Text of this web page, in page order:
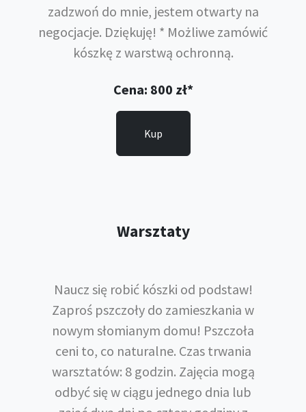
zadzwoń do mnie, jestem otwarty na
negocjacje. Dziękuję! * Możliwe zamówić
kószkę z warstwą ochronną.
Cena: 800 zł*
Kup
Warsztaty
Naucz się robić kószki od podstaw!
Zaproś pszczoły do zamieszkania w
nowym słomianym domu! Pszczoła
ceni to, co naturalne. Czas trwania
warsztatów: 8 godzin. Zajęcia mogą
odbyć się w ciągu jednego dnia lub